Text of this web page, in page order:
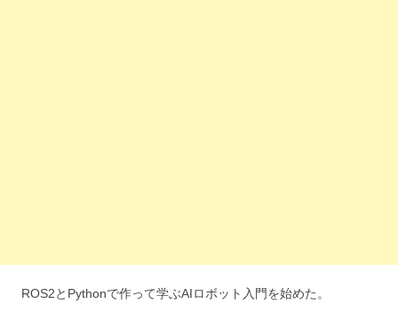
ROS2とPythonで作って学ぶAIロボット入門を始めた。